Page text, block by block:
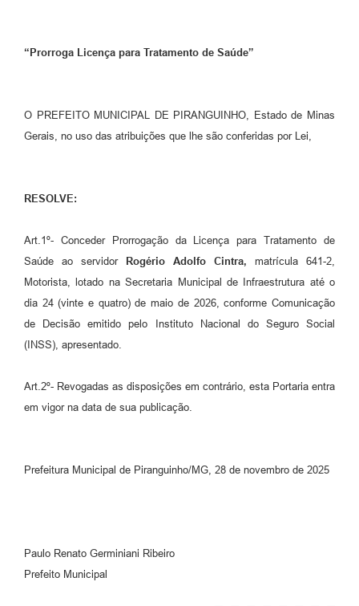
“Prorroga Licença para Tratamento de Saúde”
O PREFEITO MUNICIPAL DE PIRANGUINHO, Estado de Minas
Gerais, no uso das atribuições que lhe são conferidas por Lei,
RESOLVE:
Art.1º- Conceder Prorrogação da Licença para Tratamento de
Saúde ao servidor Rogério Adolfo Cintra, matrícula 641-2,
Motorista, lotado na Secretaria Municipal de Infraestrutura até o
dia 24 (vinte e quatro) de maio de 2026, conforme Comunicação
de Decisão emitido pelo Instituto Nacional do Seguro Social
(INSS), apresentado.
Art.2º- Revogadas as disposições em contrário, esta Portaria entra
em vigor na data de sua publicação.
Prefeitura Municipal de Piranguinho/MG, 28 de novembro de 2025
Paulo Renato Germiniani Ribeiro
Prefeito Municipal